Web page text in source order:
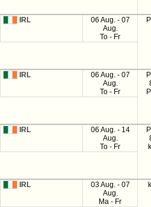
IRL
06 Aug. - 07
Aug.
To - Fr
IRL
06 Aug. - 07
Aug.
To - Fr
IRL
06 Aug. - 14
Aug.
To - Fr
IRL
03 Aug. - 07
Aug.
Ma - Fr